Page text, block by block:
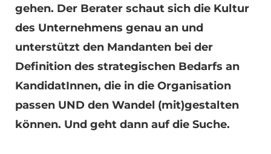
gehen. Der Berater schaut sich die Kultur
des Unternehmens genau an und
unterstützt den Mandanten bei der
Definition des strategischen Bedarfs an
KandidatInnen, die in die Organisation
passen UND den Wandel (mit)gestalten
können. Und geht dann auf die Suche.